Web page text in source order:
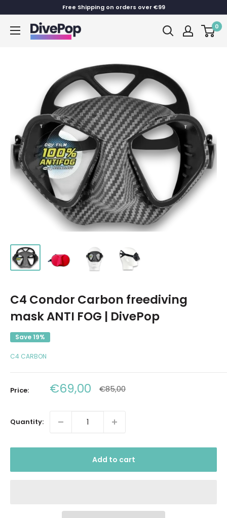
to
content
Free Shipping on orders over €99
Dive
Pop
0
C4 Condor Carbon freediving
mask ANTI FOG | DivePop
Save 19%
C4 CARBON
Price: Sale
€69,00 Regular
price
€85,00
Quantity:
Add to cart